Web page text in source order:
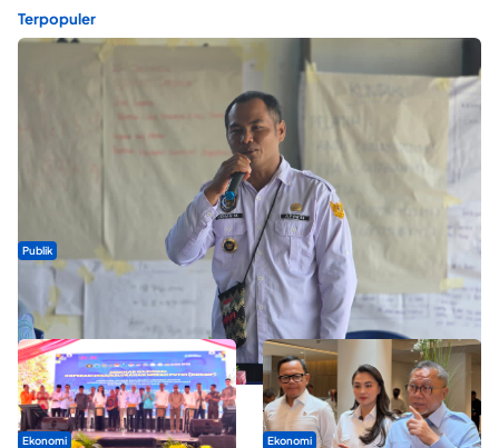
Terpopuler
Publik
ABDESI Morotai Apresiasi Penyaluran ADD Rp3,13 Miliar untuk
88 Desa
Ekonomi Ekonomi